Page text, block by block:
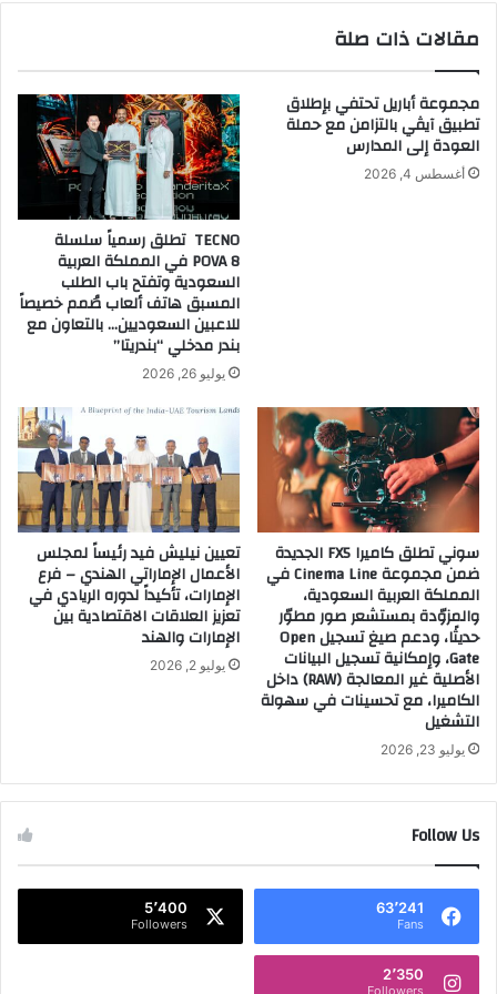
ر
إ
م
ك
ا
ة
ل
ت
ك
ن
و
ل
و
ج
ي
ا
ا
ت
ص
ل
ا
ت
ا
ا
ة
ي
ا
ء
ع
ل
م
ب
ا
ك
ب
ا
ل
ت
ع
ا
و
ن
م
ا
ف
م
مقالات ذات صلة
مجموعة أباريل تحتفي بإطلاق
تطبيق آيڤي بالتزامن مع حملة
العودة إلى المدارس
أغسطس 4, 2026
TECNO تطلق رسمياً سلسلة
POVA 8 في المملكة العربية
السعودية وتفتح باب الطلب
المسبق هاتف ألعاب صُمم خصيصاً
للاعبين السعوديين… بالتعاون مع
بندر مدخلي “بندريتا”
يوليو 26, 2026
سوني تطلق كاميرا FX5 الجديدة
ضمن مجموعة Cinema Line في
المملكة العربية السعودية،
والمزوّدة بمستشعر صور مطوّر
حديثًا، ودعم صيغ تسجيل Open
Gate، وإمكانية تسجيل البيانات
الأصلية غير المعالجة (RAW) داخل
الكاميرا، مع تحسينات في سهولة
التشغيل
يوليو 23, 2026
تعيين نيليش فيد رئيساً لمجلس
الأعمال الإماراتي الهندي – فرع
الإمارات، تأكيداً لدوره الريادي في
تعزيز العلاقات الاقتصادية بين
الإمارات والهند
يوليو 2, 2026
Follow Us
63٬241
Fans
5٬400
Followers
2٬350
Followers